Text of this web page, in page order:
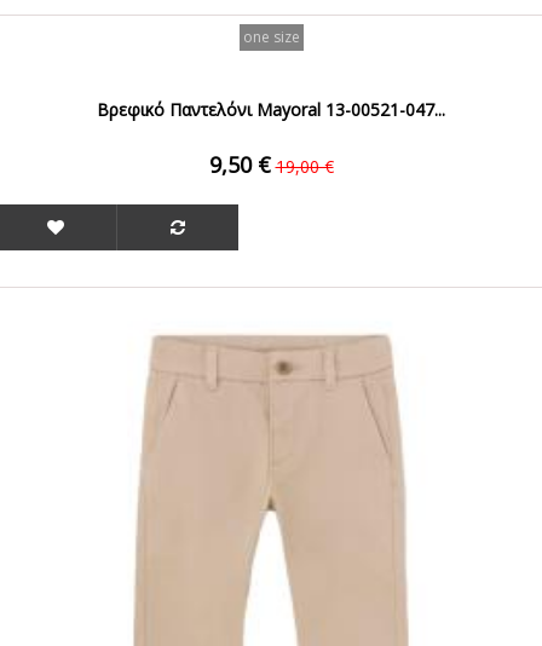
one size
Βρεφικό Παντελόνι Mayoral 13-00521-047...
9,50 € 19,00 €